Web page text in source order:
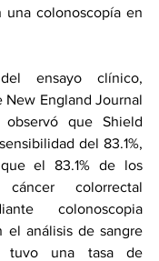
colonoscopía en
ensayo clínico,
New England Journal
observó que Shield
del 83.1%,
el 83.1% de los
colorrectal
colonoscopia
el análisis de sangre
tuvo una tasa de